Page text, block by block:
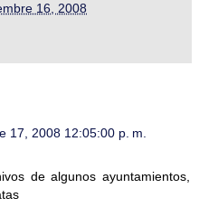
16, 2008
17, 2008 12:05:00 p. m.
de algunos ayuntamientos,